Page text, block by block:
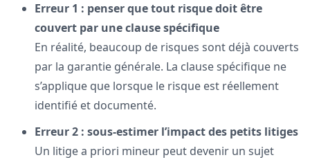
Erreur 1 : penser que tout risque doit être
couvert par une clause spécifique
En réalité, beaucoup de risques sont déjà couverts
par la garantie générale. La clause spécifique ne
s’applique que lorsque le risque est réellement
identifié et documenté.
Erreur 2 : sous-estimer l’impact des petits litiges
Un litige a priori mineur peut devenir un sujet